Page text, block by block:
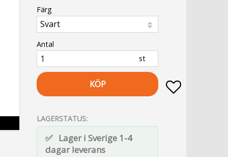
Färg
Antal
st
KÖP Lägg till i
LAGERSTATUS
Lager i Sverige 1-4
dagar leverans